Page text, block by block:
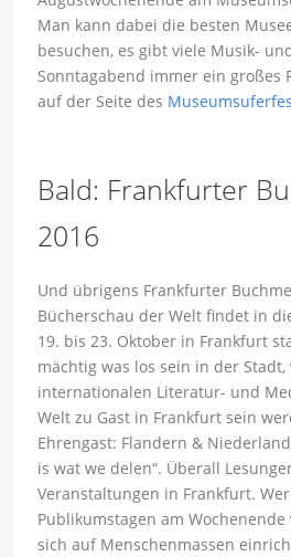
Man kann dabei die besten
besuchen, es gibt viele Musik-
Sonntagabend immer ein großes
auf der Seite des
Bald: Frankfurter
2016
Und übrigens Frankfurter
Bücherschau der Welt findet in
19. bis 23. Oktober in Frankfurt
mächtig was los sein in der Stadt,
internationalen Literatur- und
Welt zu Gast in Frankfurt sein
Ehrengast: Flandern &
is wat we delen“. Überall
Veranstaltungen in Frankfurt.
Publikumstagen am
sich auf Menschenmassen